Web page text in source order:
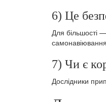
6) Це
Для більшості
7) Чи є
Дослідники